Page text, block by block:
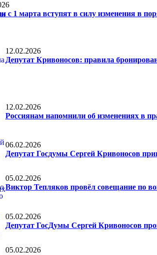
с 1 марта вступят в силу изменения в
12.02.2026
Депутат Кривоносов: правила
12.02.2026
Россиянам напомнили об изменениях в
06.02.2026
Депутат Госдумы Сергей Кривоносов
05.02.2026
Виктор Тепляков провёл совещание по
05.02.2026
Депутат ГосДумы Сергей Кривоносов
05.02.2026